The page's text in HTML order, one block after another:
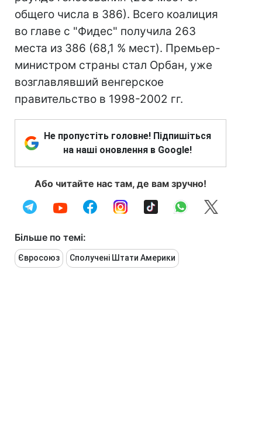
общего числа в 386). Всего коалиция
во главе с "Фидес" получила 263
места из 386 (68,1 % мест). Премьер-
министром страны стал Орбан, уже
возглавлявший венгерское
правительство в 1998-2002 гг.
Не пропустіть головне! Підпишіться
на наші оновлення в Google!
Або читайте нас там, де вам зручно!
Більше по темі:
Євросоюз Сполучені Штати Америки